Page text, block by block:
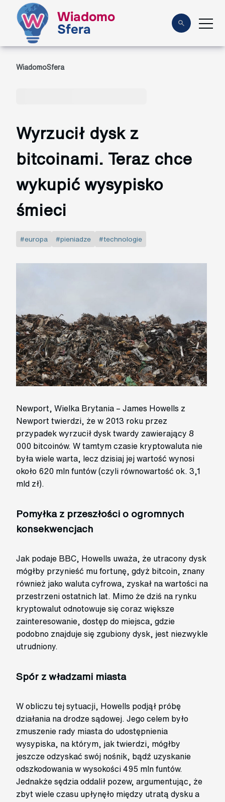
Wiadomo
Sfera
WiadomoSfera
Wyrzucił dysk z
bitcoinami. Teraz chce
wykupić wysypisko
śmieci
#europa #pieniadze #technologie
Newport, Wielka Brytania – James Howells z
Newport twierdzi, że w 2013 roku przez
przypadek wyrzucił dysk twardy zawierający 8
000 bitcoinów. W tamtym czasie kryptowaluta nie
była wiele warta, lecz dzisiaj jej wartość wynosi
około 620 mln funtów (czyli równowartość ok. 3,1
mld zł).
Pomyłka z przeszłości o ogromnych
konsekwencjach
Jak podaje BBC, Howells uważa, że utracony dysk
mógłby przynieść mu fortunę, gdyż bitcoin, znany
również jako waluta cyfrowa, zyskał na wartości na
przestrzeni ostatnich lat. Mimo że dziś na rynku
kryptowalut odnotowuje się coraz większe
zainteresowanie, dostęp do miejsca, gdzie
podobno znajduje się zgubiony dysk, jest niezwykle
utrudniony.
Spór z władzami miasta
W obliczu tej sytuacji, Howells podjął próbę
działania na drodze sądowej. Jego celem było
zmuszenie rady miasta do udostępnienia
wysypiska, na którym, jak twierdzi, mógłby
jeszcze odzyskać swój nośnik, bądź uzyskanie
odszkodowania w wysokości 495 mln funtów.
Jednakże sędzia oddalił pozew, argumentując, że
zbyt wiele czasu upłynęło między utratą dysku a